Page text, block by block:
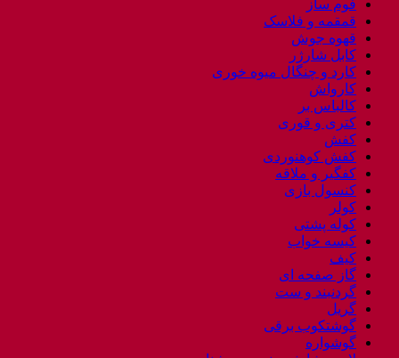
فوم ساز
قمقمه و فلاسک
قهوه جوش
کابل شارژر
کارد و چنگال میوه خوری
کارواش
کالباس بر
کتری و قوری
کفش
کفش کوهنوردی
کفگیر و ملاقه
کنسول بازی
کولر
کوله پشتی
کیسه خواب
کیف
گاز صفحه ای
گردنبند و ست
گریل
گوشتکوب برقی
گوشواره